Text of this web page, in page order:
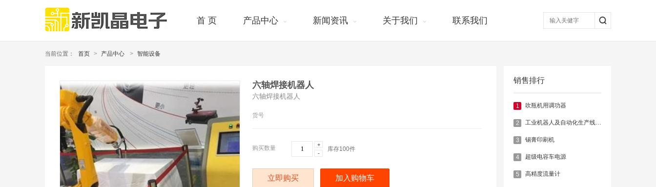
首 页 产品中心 新闻资讯 关于我们 联系我们
当前位置： 首页 > 产品中心 > 智能设备
六轴焊接机器人
六轴焊接机器人
货号
购买数量
+
-
库存100件
立即购买 加入购物车
销售排行
1 吹瓶机用调功器
2 工业机器人及自动化生产线控制系统
3 锡膏印刷机
4 超级电容车电源
5 高精度流量计